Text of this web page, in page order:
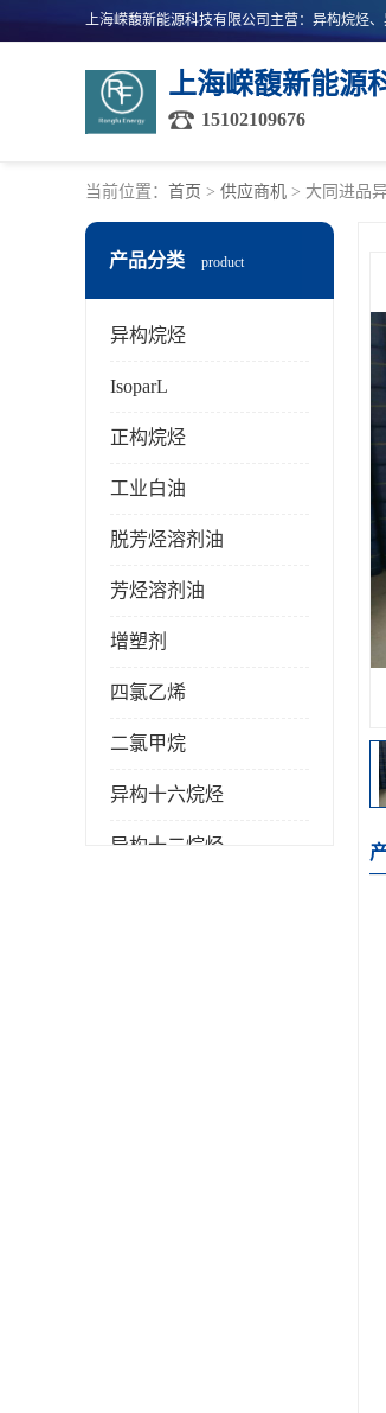
上海嵘馥新能源
15102109676
当前位置： 首页 > 供应商机 > 大同进品
产品分类 product
异构烷烃
IsoparL
正构烷烃
工业白油
脱芳烃溶剂油
芳烃溶剂油
增塑剂
四氯乙烯
二氯甲烷
异构十六烷烃
异构十二烷烃